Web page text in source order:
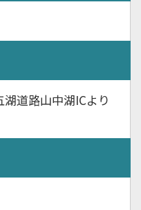
道路山中湖ICより